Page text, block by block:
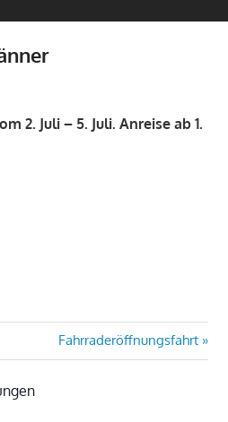
2. Juli – 5. Juli. Anreise ab 1.
Nächster
Beitrag:
Fahrraderöffnungsfahrt